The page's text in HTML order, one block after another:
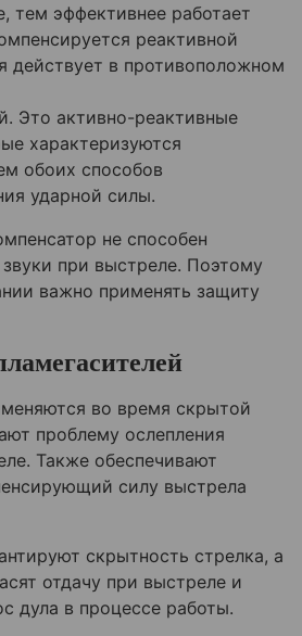
тем эффективнее работает
реактивной
действует в противоположном
Это активно-реактивные
характеризуются
обоих способов
ударной силы.
не способен
при выстреле. Поэтому
важно применять защиту
во время скрытой
проблему ослепления
Также обеспечивают
силу выстрела
скрытность стрелка, а
отдачу при выстреле и
дула в процессе работы.